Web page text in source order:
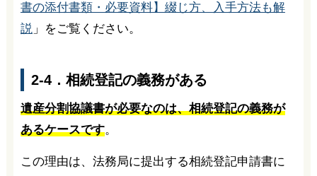
書の添付書類・必要資料】綴じ方、入手方法も解
説」をご覧ください。
2-4．相続登記の義務がある
遺産分割協議書が必要なのは、相続登記の義務が
あるケースです。
この理由は、法務局に提出する相続登記申請書に